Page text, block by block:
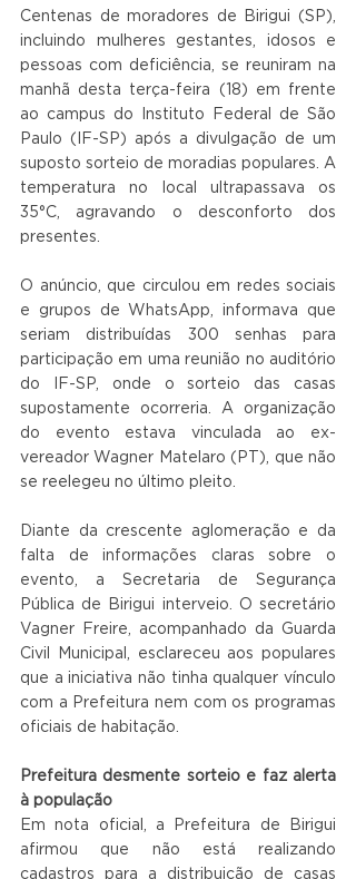
Centenas de moradores de Birigui (SP),
incluindo mulheres gestantes, idosos e
pessoas com deficiência, se reuniram na
manhã desta terça-feira (18) em frente
ao campus do Instituto Federal de São
Paulo (IF-SP) após a divulgação de um
suposto sorteio de moradias populares. A
temperatura no local ultrapassava os
35°C, agravando o desconforto dos
presentes.
O anúncio, que circulou em redes sociais
e grupos de WhatsApp, informava que
seriam distribuídas 300 senhas para
participação em uma reunião no auditório
do IF-SP, onde o sorteio das casas
supostamente ocorreria. A organização
do evento estava vinculada ao ex-
vereador Wagner Matelaro (PT), que não
se reelegeu no último pleito.
Diante da crescente aglomeração e da
falta de informações claras sobre o
evento, a Secretaria de Segurança
Pública de Birigui interveio. O secretário
Vagner Freire, acompanhado da Guarda
Civil Municipal, esclareceu aos populares
que a iniciativa não tinha qualquer vínculo
com a Prefeitura nem com os programas
oficiais de habitação.
Prefeitura desmente sorteio e faz alerta
à população
Em nota oficial, a Prefeitura de Birigui
afirmou que não está realizando
cadastros para a distribuição de casas